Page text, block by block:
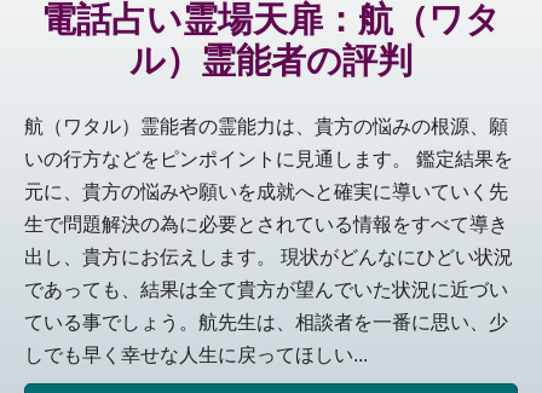
電話占い霊場天扉：航（ワタ
ル）霊能者の評判
航（ワタル）霊能者の霊能力は、貴方の悩みの根源、願
いの行方などをピンポイントに見通します。 鑑定結果を
元に、貴方の悩みや願いを成就へと確実に導いていく先
生で問題解決の為に必要とされている情報をすべて導き
出し、貴方にお伝えします。 現状がどんなにひどい状況
であっても、結果は全て貴方が望んでいた状況に近づい
ている事でしょう。航先生は、相談者を一番に思い、少
しでも早く幸せな人生に戻ってほしい...